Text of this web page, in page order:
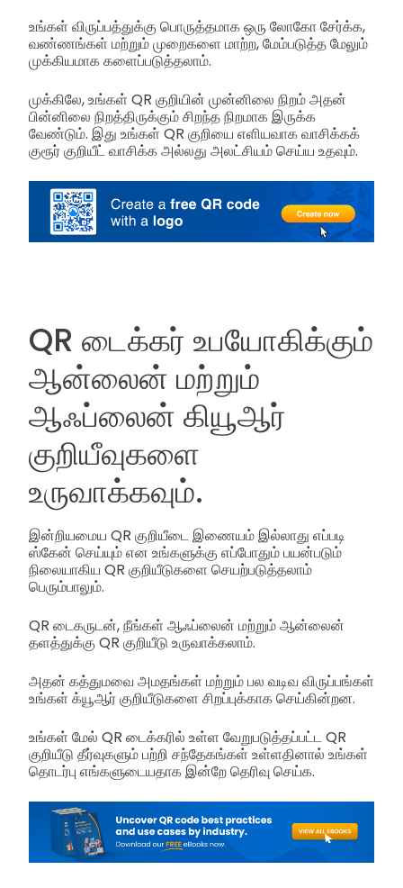
உங்கள் விருப்பத்துக்கு பொருத்தமாக ஒரு லோகோ சேர்க்க,
வண்ணங்கள் மற்றும் முறைகளை மாற்ற, மேம்படுத்த மேலும்
முக்கியமாக களைப்படுத்தலாம்.
முக்கிலே, உங்கள் QR குறியின் முன்னிலை நிறம் அதன்
பின்னிலை நிறத்திருக்கும் சிறந்த நிறமாக இருக்க
வேண்டும். இது உங்கள் QR குறியை எளியவாக வாசிக்கக்
குரூர் குறியீட் வாசிக்க அல்லது அலட்சியம் செய்ய உதவும்.
QR டைக்கர் உபயோகிக்கும்
ஆன்லைன் மற்றும்
ஆஃப்லைன் கியூஆர்
குறியீவுகளை
உருவாக்கவும்.
இன்றியமைய QR குறியீடை இணையம் இல்லாது எப்படி
ஸ்கேன் செய்யும் என உங்களுக்கு எப்போதும் பயன்படும்
நிலையாகிய QR குறியீடுகளை செயற்படுத்தலாம்
பெரும்பாலும்.
QR டைகருடன், நீங்கள் ஆஃப்லைன் மற்றும் ஆன்லைன்
தளத்துக்கு QR குறியீடு உருவாக்கலாம்.
அதன் கத்துமவை அமதங்கள் மற்றும் பல வடிவ விருப்பங்கள்
உங்கள் க்யூஆர் குறியீடுகளை சிறப்புக்காக செய்கின்றன.
உங்கள் மேல் QR டைக்கரில் உள்ள வேறுபடுத்தப்பட்ட QR
குறியீடு தீர்வுகளும் பற்றி சந்தேகங்கள் உள்ளதினால் உங்கள்
தொடர்பு எங்களுடையதாக இன்றே தெரிவு செய்க.